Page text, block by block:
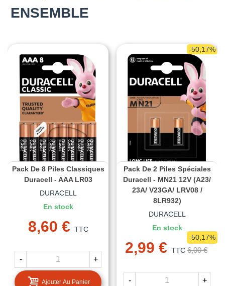
ENSEMBLE
Pack De 8 Piles Classiques
Duracell - AAA LR03
DURACELL
En stock
8,60 € TTC
- +
Ajouter Au Panier
-50,17%
Pack De 2 Piles Spéciales
Duracell - MN21 12V (A23/
23A/ V23GA/ LRV08 /
8LR932)
DURACELL
En stock
2,99 € TTC 6,00 €
-50,17%
- +